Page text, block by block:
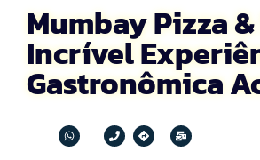
Mumbay Pizza
Incrível
Gastronômica